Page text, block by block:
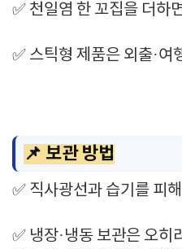
✅ 천일염 한 꼬집을 더하
✅ 스틱형 제품은 외출·여
📌 보관 방법
✅ 직사광선과 습기를 피
✅ 냉장·냉동 보관은 오히